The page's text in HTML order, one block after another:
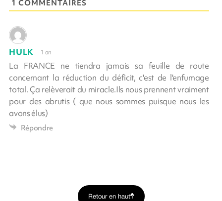
1 COMMENTAIRES
HULK 1 an
La FRANCE ne tiendra jamais sa feuille de route
concernant la réduction du déficit, c'est de l'enfumage
total. Ça relèverait du miracle.Ils nous prennent vraiment
pour des abrutis ( que nous sommes puisque nous les
avons élus)
Répondre
Retour en haut